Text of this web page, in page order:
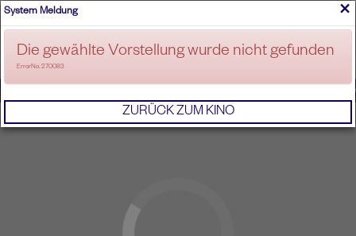
ANMELDEN
×
System Meldung
Die gewählte Vorstellung wurde nicht gefunden
ErrorNo. 270083
ZURÜCK ZUM KINO